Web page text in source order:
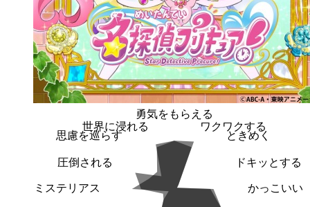
勇気をもらえる
ワクワクする
ときめく
ドキッとする
かっこいい
ミステリアス
圧倒される
思慮を巡らす
世界に浸れる